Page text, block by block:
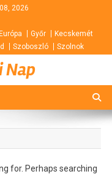
2026
Európa Győr
Kecskemét
Szoboszló Szolnok
Nap
for. Perhaps searching